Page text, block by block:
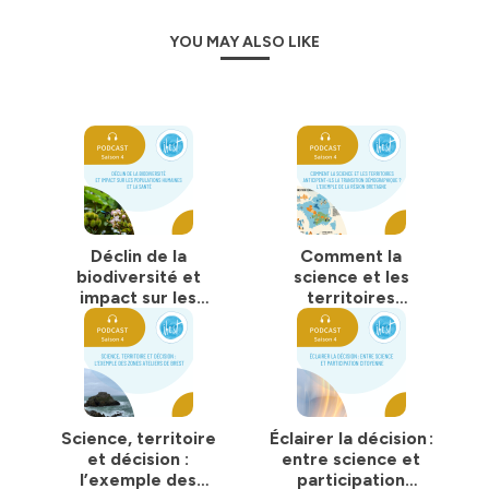
possible du sujet, et proposer des préconisations à
#IHEST #DeciderAvecLesSciences #BronzezÉclairés
Hébergé par Ausha. Visitez
ausha.co/politique-de-
confidentialite
pour plus d'informations.
YOU MAY ALSO LIKE
Déclin de la
biodiversité et
impact sur les
populations
humaines et la
santé
Comment la
science et les
territoires
anticipent-ils la
transition
démographique ?
L'exemple de la
Région Bretagne
Science, territoire
et décision :
l’exemple des
Éclairer la décision :
entre science et
participation